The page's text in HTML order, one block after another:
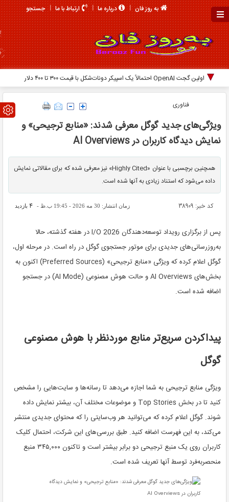
به روز فان درباره ما ارتباط با ما جستجو
اولین گجت OpenAI احتمالاً یک اسپیکر دونات‌شکل با قیمت ۳۰۰ تا ۴۰۰ دلار
خواهد بود
فناوری
ویژگی‌های جدید گوگل معرفی شدند: «منابع ترجیحی» و
نمایش دیدگاه کاربران در AI Overviews
همچنین برچسبی با عنوان «Highly Cited» نیز معرفی شده که برای مقالاتی نمایش
داده می‌شود که استناد زیادی به آنها شده است.
کد خبر: 38909 زمان انتشار: 30 مه 2026 - 19:45 ب.ظ - 4 بازدید
پس از برگزاری رویداد توسعه‌دهندگان I/O 2026 در هفته گذشته، حالا
به‌روزرسانی‌های جدیدی برای موتور جستجوی گوگل در راه است. در مرحله اول،
گوگل اعلام کرده که ویژگی «منابع ترجیحی» (Preferred Sources) اکنون به
بخش‌های AI Overviews و حالت هوش مصنوعی (AI Mode) در جستجو
اضافه شده است.
پیداکردن سریع‌تر منابع موردنظر با هوش مصنوعی
گوگل
ویژگی منابع ترجیحی به شما اجازه می‌دهد تا رسانه‌ها و سایت‌هایی را مشخص
کنید تا در بخش Top Stories و موضوعات مختلف آن، بیشتر نمایش داده
شوند. گوگل اعلام کرده که می‌توانید هر وب‌سایتی را که محتوای جدیدی منتشر
می‌کند، به این فهرست اضافه کنید. طبق بررسی‌های این شرکت، احتمال کلیک
کاربران روی یک منبع ترجیحی دو برابر بیشتر است و تاکنون ۳۴۵,۰۰۰ منبع
منحصربه‌فرد توسط آنها تعریف شده است.